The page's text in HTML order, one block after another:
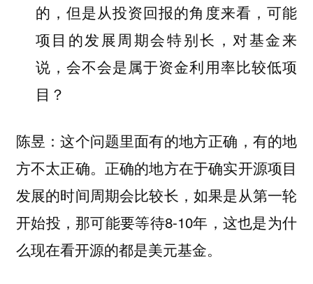
的，但是从投资回报的角度来看，可能
项目的发展周期会特别长，对基金来
说，会不会是属于资金利用率比较低项
目？
陈昱：这个问题里面有的地方正确，有的地
方不太正确。正确的地方在于确实开源项目
发展的时间周期会比较长，如果是从第一轮
开始投，那可能要等待8-10年，这也是为什
么现在看开源的都是美元基金。